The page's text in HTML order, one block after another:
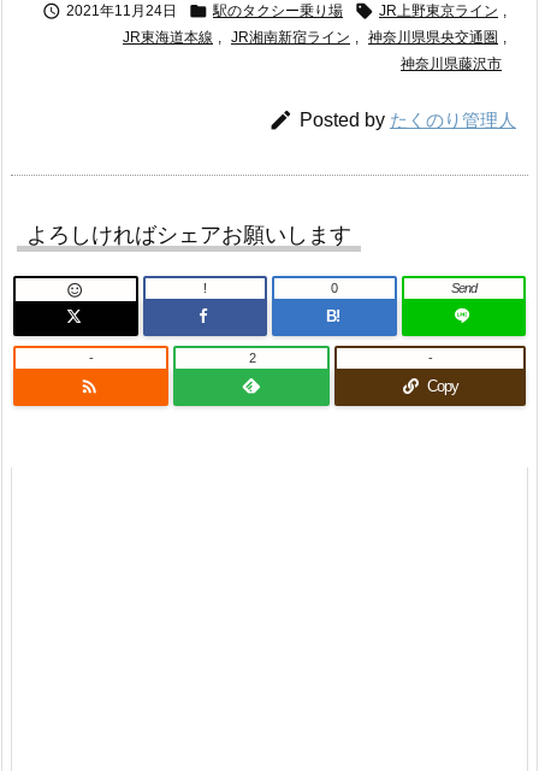
 2021年11月24日  駅のタクシー乗り場  JR上野東京ライン ,
JR東海道本線 , JR湘南新宿ライン , 神奈川県県央交通圏 ,
神奈川県藤沢市
 Posted by たくのり管理人
よろしければシェアお願いします
 !
B!
0 Send

- 2
Copy
-